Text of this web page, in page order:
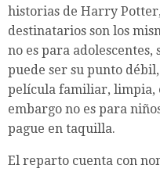
historias de Harry
destinatarios son los
no es para
puede ser su punto
película familiar, limpia,
embargo no es para
pague en taquilla.
El reparto cuenta con